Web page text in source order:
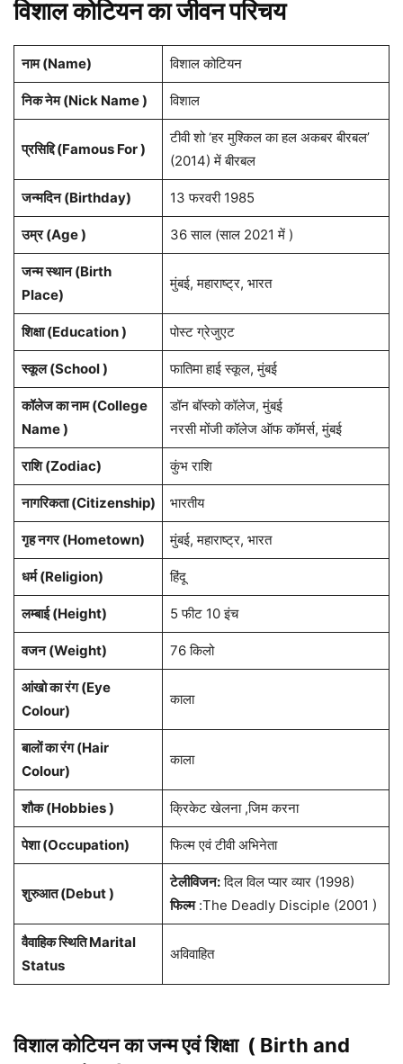
विशाल कोटियन का जीवन परिचय
नाम (Name) विशाल कोटियन
निक नेम (Nick Name ) विशाल
प्रसिद्दि (Famous For )
टीवी शो ‘हर मुश्किल का हल अकबर बीरबल’
(2014) में बीरबल
जन्मदिन (Birthday) 13 फरवरी 1985
उम्र (Age ) 36 साल (साल 2021 में )
जन्म स्थान (Birth
Place)
मुंबई, महाराष्ट्र, भारत
शिक्षा (Education ) पोस्ट ग्रेजुएट
स्कूल (School ) फातिमा हाई स्कूल, मुंबई
कॉलेज का नाम (College
Name )
डॉन बॉस्को कॉलेज, मुंबई
नरसी मोंजी कॉलेज ऑफ कॉमर्स, मुंबई
राशि(Zodiac) कुंभ राशि
नागरिकता(Citizenship) भारतीय
गृह नगर(Hometown) मुंबई, महाराष्ट्र, भारत
धर्म (Religion) हिंदू
लम्बाई (Height) 5 फीट 10 इंच
वजन (Weight) 76 किलो
आंखो का रंग (Eye
Colour)
काला
बालों का रंग (Hair
Colour)
काला
शौक (Hobbies ) क्रिकेट खेलना ,जिम करना
पेशा(Occupation) फिल्म एवं टीवी अभिनेता
शुरुआत (Debut )
टेलीविजन:दिल विल प्यार व्यार (1998)
फिल्म:The Deadly Disciple (2001 )
वैवाहिक स्थिति Marital
Status
अविवाहित
विशाल कोटियन का जन्म एवं शिक्षा ( Birth and